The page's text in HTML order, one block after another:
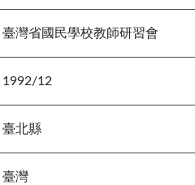
臺灣省國民學校教師研習會
1992/12
臺北縣
臺灣